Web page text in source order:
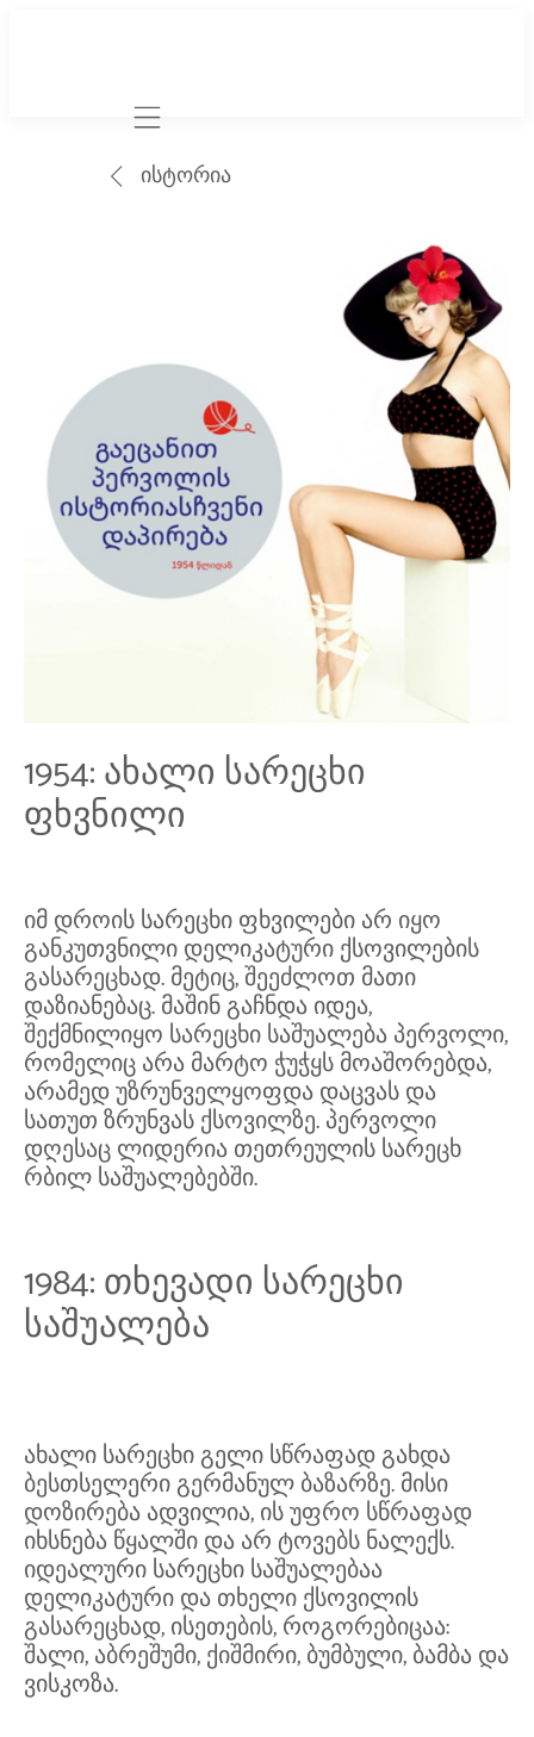
Mobile navigation
ისტორია
1954: ახალი სარეცხი
ფხვნილი
იმ დროის სარეცხი ფხვილები არ იყო
განკუთვნილი დელიკატური ქსოვილების
გასარეცხად. მეტიც, შეეძლოთ მათი
დაზიანებაც. მაშინ გაჩნდა იდეა,
შექმნილიყო სარეცხი საშუალება პერვოლი,
რომელიც არა მარტო ჭუჭყს მოაშორებდა,
არამედ უზრუნველყოფდა დაცვას და
სათუთ ზრუნვას ქსოვილზე. პერვოლი
დღესაც ლიდერია თეთრეულის სარეცხ
რბილ საშუალებებში.
1984: თხევადი სარეცხი
საშუალება
ახალი სარეცხი გელი სწრაფად გახდა
ბესთსელერი გერმანულ ბაზარზე. მისი
დოზირება ადვილია, ის უფრო სწრაფად
იხსნება წყალში და არ ტოვებს ნალექს.
იდეალური სარეცხი საშუალებაა
დელიკატური და თხელი ქსოვილის
გასარეცხად, ისეთების, როგორებიცაა:
შალი, აბრეშუმი, ქიშმირი, ბუმბული, ბამბა და
ვისკოზა.